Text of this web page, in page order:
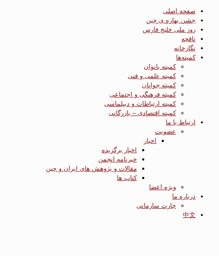
صفحه اصلی
جشن بهاره ی چین
روز ملی خلیج فارس
تاقچه
نگارخانه
کمیته‌ها
کمیته بانوان
کمیته علمی و فنی
کمیته جوانان
کمیته فرهنگی و اجتماعی
کمیته ارتباطات و دیپلماسی
کمیته اقتصادی – بازرگانی
ارتباط با ما
عضویت
اخبار
اخبار برگزیده
خبرنامه انجمن
مقالات و پژوهش های ایران و چین
کتاب ها
ویژه اعضا
درباره ما
چارت سازمانی
中文